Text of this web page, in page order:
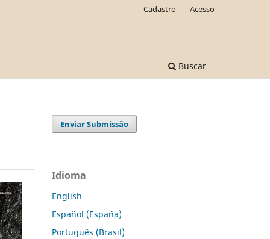
Buscar
Cadastro Acesso
Enviar Submissão
Idioma
English
Español (España)
Português (Brasil)